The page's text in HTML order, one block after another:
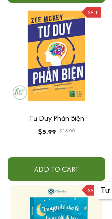
SALE
Tư Duy Phản Biện
$5.99 $15.00
ADD TO CART
SALE